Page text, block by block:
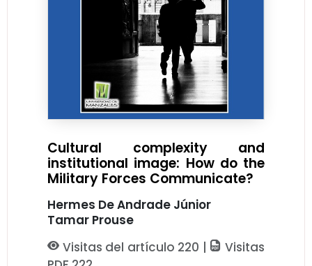
Cultural complexity and
institutional image: How do the
Military Forces Communicate?
Hermes De Andrade Júnior
Tamar Prouse
Visitas del artículo 220 |
Visitas